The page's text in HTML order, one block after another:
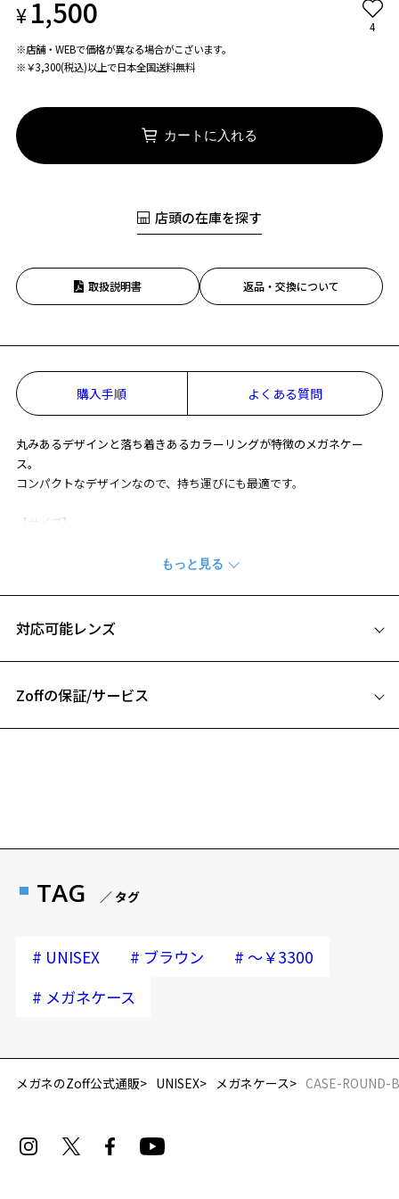
¥1,500 4
お気に入り
※店舗・WEBで価格が異なる場合がこざいます。
※￥3,300(税込)以上で日本全国送料無料
カートに入れる
店頭の在庫を探す
取扱説明書 返品・交換について
購入手順 よくある質問
丸みあるデザインと落ち着きあるカラーリングが特徴のメガネケー
ス。
コンパクトなデザインなので、持ち運びにも最適です。
【サイズ】
【素材】
合成皮革/ステンレス
対応可能レンズ
フレームとレンズの合計料金を知りたい方へ
Zoffの保証/サービス
商品不良により生じた破損等の不具合は、お渡し
日または発送日より１年間修理又は交換させて頂
延長されません。
安心2 視力測定無料
フレームの歪みやかかり具合の調整・クリーニン
TAG ／ タグ
# UNISEX # ブラウン # ～￥3300
# メガネケース
メガネのZoff公式通販 UNISEX メガネケース CASE-ROUND-